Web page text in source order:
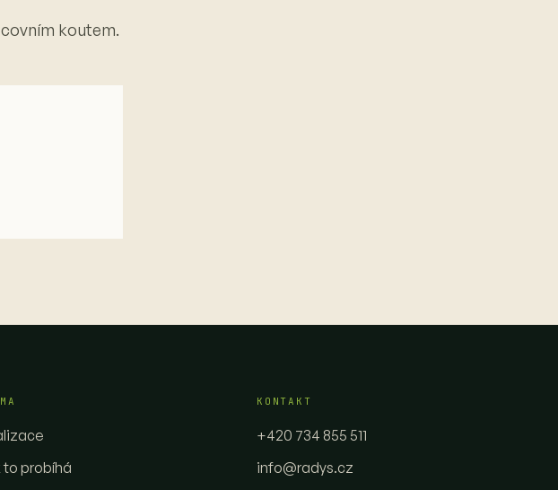
koutem.
to probíhá
KONTAKT
+420 734 855 511
info@radys.cz